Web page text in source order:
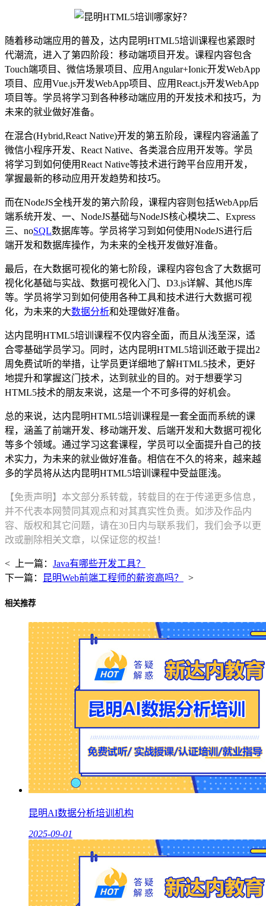
随着移动端应用的普及，达内昆明HTML5培训课程也紧跟时
代潮流，进入了第四阶段：移动端项目开发。课程内容包含
Touch端项目、微信场景项目、应用Angular+Ionic开发WebApp
项目、应用Vue.js开发WebApp项目、应用React.js开发WebApp
项目等。学员将学习到各种移动端应用的开发技术和技巧，为
未来的就业做好准备。
在混合(Hybrid,React Native)开发的第五阶段，课程内容涵盖了
微信小程序开发、React Native、各类混合应用开发等。学员
将学习到如何使用React Native等技术进行跨平台应用开发，
掌握最新的移动应用开发趋势和技巧。
而在NodeJS全栈开发的第六阶段，课程内容则包括WebApp后
端系统开发、一、NodeJS基础与NodeJS核心模块二、Express
三、noSQL数据库等。学员将学习到如何使用NodeJS进行后
端开发和数据库操作，为未来的全栈开发做好准备。
最后，在大数据可视化的第七阶段，课程内容包含了大数据可
视化化基础与实战、数据可视化入门、D3.js详解、其他JS库
等。学员将学习到如何使用各种工具和技术进行大数据可视
化，为未来的大数据分析和处理做好准备。
达内昆明HTML5培训课程不仅内容全面，而且从浅至深，适
合零基础学员学习。同时，达内昆明HTML5培训还敢于提出2
周免费试听的举措，让学员更详细地了解HTML5技术，更好
地提升和掌握这门技术，达到就业的目的。对于想要学习
HTML5技术的朋友来说，这是一个不可多得的好机会。
总的来说，达内昆明HTML5培训课程是一套全面而系统的课
程，涵盖了前端开发、移动端开发、后端开发和大数据可视化
等多个领域。通过学习这套课程，学员可以全面提升自己的技
术实力，为未来的就业做好准备。相信在不久的将来，越来越
多的学员将从达内昆明HTML5培训课程中受益匪浅。
【免责声明】本文部分系转载，转载目的在于传递更多信息，
并不代表本网赞同其观点和对其真实性负责。如涉及作品内
容、版权和其它问题，请在30日内与联系我们，我们会予以更
改或删除相关文章，以保证您的权益！
< 上一篇： Java有哪些开发工具？
下一篇：
昆明Web前端工程师的薪资高吗？ >
相关推荐
昆明AI数据分析培训机构
2025-09-01